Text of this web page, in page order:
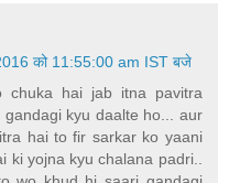
को 11:55:00 am IST बजे
chuka hai jab itna pavitra
kyu daalte ho... aur
hai to fir sarkar ko yaani
ki yojna kyu chalana padri..